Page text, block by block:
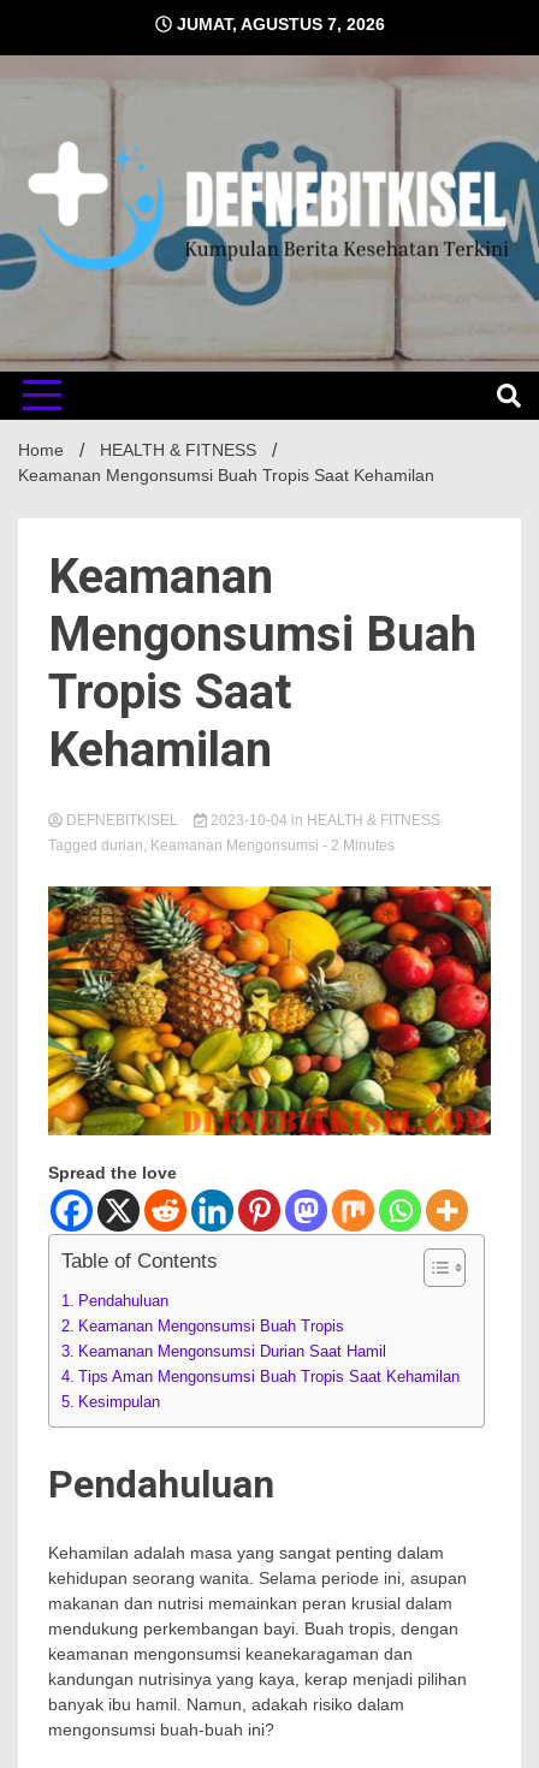
content
JUMAT, AGUSTUS 7, 2026
Home
HEALTH & FITNESS
Keamanan Mengonsumsi Buah Tropis Saat Kehamilan
Keamanan
Mengonsumsi Buah
Tropis Saat
Kehamilan
DEFNEBITKISEL 2023-10-04 in HEALTH & FITNESS
Tagged durian, Keamanan Mengonsumsi - 2 Minutes
Spread the love
Table of Contents
Pendahuluan
Keamanan Mengonsumsi Buah Tropis
Keamanan Mengonsumsi Durian Saat Hamil
Tips Aman Mengonsumsi Buah Tropis Saat Kehamilan
Kesimpulan
Pendahuluan
Kehamilan adalah masa yang sangat penting dalam
kehidupan seorang wanita. Selama periode ini, asupan
makanan dan nutrisi memainkan peran krusial dalam
mendukung perkembangan bayi. Buah tropis, dengan
keamanan mengonsumsi keanekaragaman dan
kandungan nutrisinya yang kaya, kerap menjadi pilihan
banyak ibu hamil. Namun, adakah risiko dalam
mengonsumsi buah-buah ini?